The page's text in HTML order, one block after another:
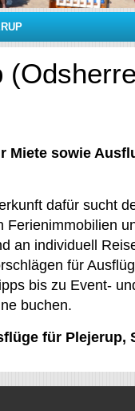
Miete sowie
dafür sucht
an individuell
für
bis zu Event-
buchen.
für Plejerup,